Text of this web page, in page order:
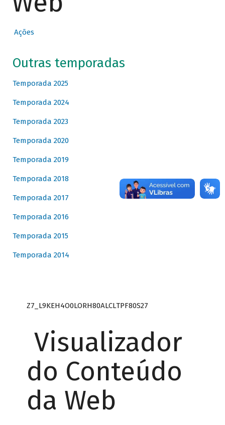
Ações
Outras temporadas
Temporada 2025
Temporada 2024
Temporada 2023
Temporada 2020
Temporada 2019
Temporada 2018
Temporada 2017
Temporada 2016
Temporada 2015
Temporada 2014
Z7_L9KEH4O0LORH80ALCLTPF80S27
Visualizador
do Conteúdo
da Web